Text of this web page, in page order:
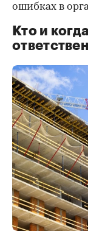
ошибках в
Кто и